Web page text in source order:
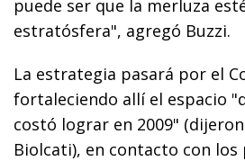
puede ser que la merluza
estratósfera", agregó Buzzi.
La estrategia pasará por el
fortaleciendo allí el espacio
costó lograr en 2009"
Biolcati), en contacto con los